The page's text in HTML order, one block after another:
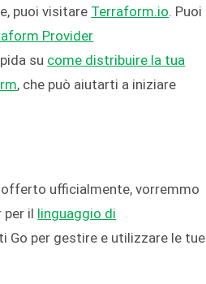
puoi visitare Terraform.io. Puoi
Provider
su come distribuire la tua
, che può aiutarti a iniziare
ufficialmente, vorremmo
per il linguaggio di
Go per gestire e utilizzare le tue